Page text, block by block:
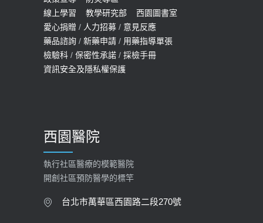
2022-01-07
114年【公費流感及新冠疫苗】門診
預約
2025-09-30
【快速肝癌篩檢MRI】新檢查服務
2026-02-06
大吃大喝、肥胖害到膽囊！膽結石、
膽息肉如何處理？
線上學習
教學研究部
西園圖書室
愛心捐贈 / 人力招募 / 意見反應
藥品諮詢 / 新藥申請 / 用藥指導單張
檢驗科 / 保密性承諾 / 採檢手冊
資訊安全及隱私權保護
西園醫院
執行社區醫療的模範醫院
開創社區預防醫學的標竿
台北市萬華區西園路二段270號